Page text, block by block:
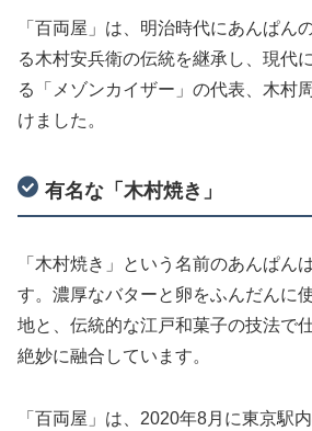
「百両屋」は、明治時代にあんぱん
る木村安兵衛の伝統を継承し、現代
る「メゾンカイザー」の代表、木村
けました。
有名な「木村焼き」
「木村焼き」という名前のあんぱん
す。濃厚なバターと卵をふんだんに
地と、伝統的な江戸和菓子の技法で
絶妙に融合しています。
「百両屋」は、2020年8月に東京駅